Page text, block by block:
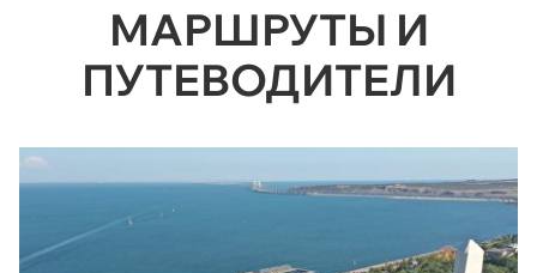
МАРШРУТЫ И
ПУТЕВОДИТЕЛИ